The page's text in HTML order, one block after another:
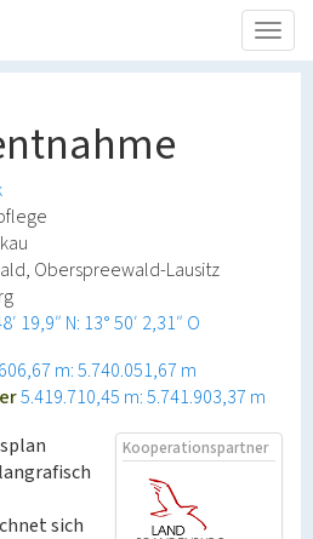
Oberspreewald-Lausitz
19,9″ N: 13° 50′ 2,31″ O
m: 5.740.051,67 m
5.419.710,45 m: 5.741.903,37 m
Kooperationspartner
sich